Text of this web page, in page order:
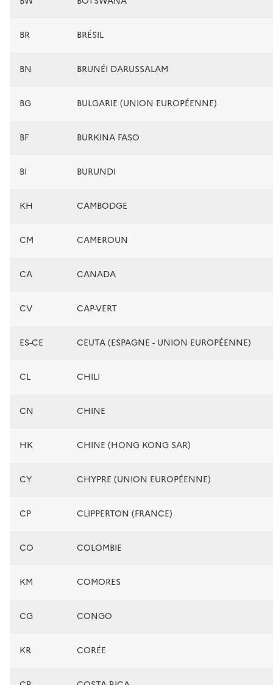
BR BRÉSIL
BN BRUNÉI DARUSSALAM
BG BULGARIE (UNION EUROPÉENNE)
BF BURKINA FASO
BI BURUNDI
KH CAMBODGE
CM CAMEROUN
CA CANADA
CV CAP-VERT
ES-CE CEUTA (ESPAGNE - UNION EUROPÉENNE)
CL CHILI
CN CHINE
HK CHINE (HONG KONG SAR)
CY CHYPRE (UNION EUROPÉENNE)
CP CLIPPERTON (FRANCE)
CO COLOMBIE
KM COMORES
CG CONGO
KR CORÉE